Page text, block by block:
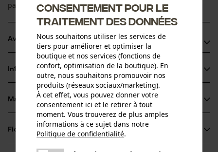
particulièrement performantes pour scier du bois.
Avantages du produit
Rapide : le nouveau design des gouges est plus acéré et
optimisé pour une performance maximale.
Moins d'efforts nécessaires : la chaîne PowerCut s'entraîne
elle-même dans la fente de coupe, réduisant ainsi
significativement l'effort
Performance : transmission de force efficiente de la scie
pour une excellente capacité de coupe
Informations sur le produit
Détails du produit
Type dactivité
Matériau & entretien
Matériau
Fiches techniques
Fiche technique du fabricant (PDF)
Consentement pour le
traitement des données
Nous souhaitons utiliser les services de
tiers pour améliorer et optimiser la
boutique et nos services (fonctions de
confort, optimisation de la boutique). En
outre, nous souhaitons promouvoir nos
produits (réseaux sociaux/marketing).
À cet effet, vous pouvez donner votre
consentement ici et le retirer à tout
moment. Vous trouverez de plus amples
informations à ce sujet dans notre
Politique de confidentialité.
partager